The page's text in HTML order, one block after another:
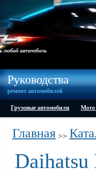
Руководства
ремонт автомобилей
Грузовые автомобили Мото
Главная >>